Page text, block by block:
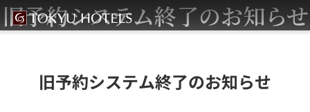
旧予約システム終了のお知らせ
旧予約システム終了のお知らせ